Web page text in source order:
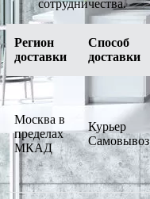
сотрудничества.
Регион
доставки
Способ
доставки
Москва в
пределах
МКАД
Курьер
Самовывоз